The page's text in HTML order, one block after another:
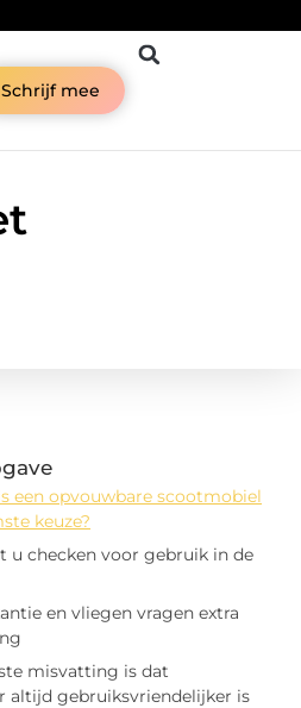
Schrijf mee
een opvouwbare scootmobiel
keuze?
u checken voor gebruik in de
en vliegen vragen extra
misvatting is dat
altijd gebruiksvriendelijker is